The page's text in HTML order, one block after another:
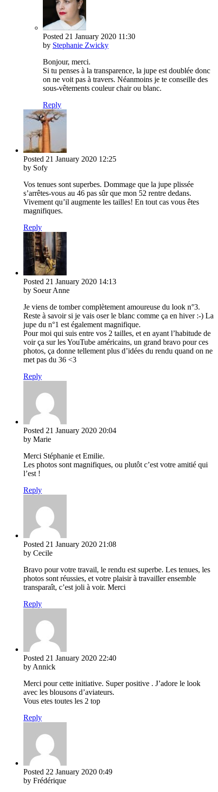
Posted 21 January 2020 11:30
by Stephanie Zwicky
Bonjour, merci.
Si tu penses à la transparence, la jupe est doublée donc
on ne voit pas à travers. Néanmoins je te conseille des
sous-vêtements couleur chair ou blanc.
Reply
Posted 21 January 2020 12:25
by Sofy
Vos tenues sont superbes. Dommage que la jupe plissée
s’arrêtes-vous au 46 pas sûr que mon 52 rentre dedans.
Vivement qu’il augmente les tailles! En tout cas vous êtes
magnifiques.
Reply
Posted 21 January 2020 14:13
by Soeur Anne
Je viens de tomber complètement amoureuse du look n°3.
Reste à savoir si je vais oser le blanc comme ça en hiver :-) La
jupe du n°1 est également magnifique.
Pour moi qui suis entre vos 2 tailles, et en ayant l’habitude de
voir ça sur les YouTube américains, un grand bravo pour ces
photos, ça donne tellement plus d’idées du rendu quand on ne
met pas du 36 <3
Reply
Posted 21 January 2020 20:04
by Marie
Merci Stéphanie et Emilie.
Les photos sont magnifiques, ou plutôt c’est votre amitié qui
l’est !
Reply
Posted 21 January 2020 21:08
by Cecile
Bravo pour votre travail, le rendu est superbe. Les tenues, les
photos sont réussies, et votre plaisir à travailler ensemble
transparaît, c’est joli à voir. Merci
Reply
Posted 21 January 2020 22:40
by Annick
Merci pour cette initiative. Super positive . J’adore le look
avec les blousons d’aviateurs.
Vous etes toutes les 2 top
Reply
Posted 22 January 2020 0:49
by Frédérique